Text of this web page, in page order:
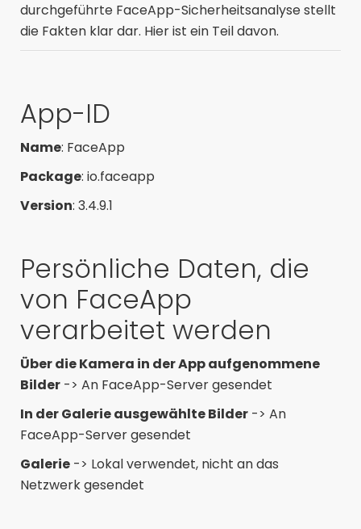
durchgeführte FaceApp-Sicherheitsanalyse stellt
die Fakten klar dar. Hier ist ein Teil davon.
App-ID
Name: FaceApp
Package: io.faceapp
Version: 3.4.9.1
Persönliche Daten, die
von FaceApp
verarbeitet werden
Über die Kamera in der App aufgenommene
Bilder -> An FaceApp-Server gesendet
In der Galerie ausgewählte Bilder -> An
FaceApp-Server gesendet
Galerie -> Lokal verwendet, nicht an das
Netzwerk gesendet